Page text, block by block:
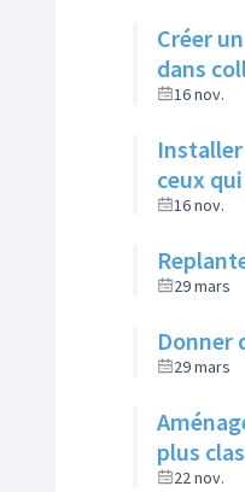
Créer
dans
16 nov.
ceux
16 nov.
29 mars
Donner
29 mars
plus
22 nov.